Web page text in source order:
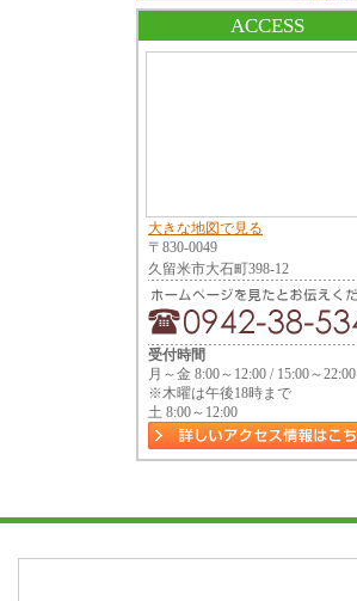
ACCESS
大きな地図で見る
〒830-0049
久留米市大石町398-12
受付時間
月～金 8:00～12:00 / 15:00～22:00
※木曜は午後18時まで
土 8:00～12:00